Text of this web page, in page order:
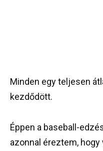
Minden egy teljesen
kezdődött.
Éppen a baseball-
azonnal éreztem,